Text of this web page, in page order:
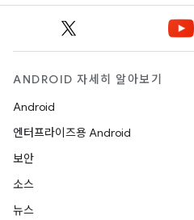
ANDROID 자세히 알아보기
Android
엔터프라이즈용 Android
보안
소스
뉴스